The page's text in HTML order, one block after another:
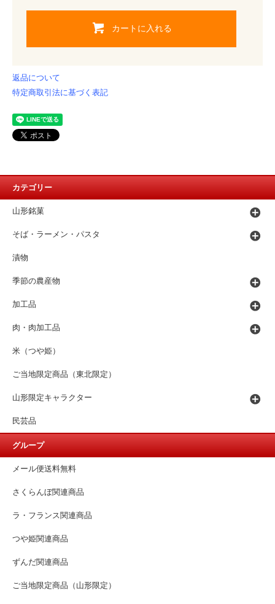
カートに入れる
返品について
特定商取引法に基づく表記
カテゴリー
山形銘菓
そば・ラーメン・パスタ
漬物
季節の農産物
加工品
肉・肉加工品
米（つや姫）
ご当地限定商品（東北限定）
山形限定キャラクター
民芸品
グループ
メール便送料無料
さくらんぼ関連商品
ラ・フランス関連商品
つや姫関連商品
ずんだ関連商品
ご当地限定商品（山形限定）